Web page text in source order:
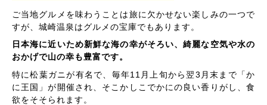
ご当地グルメを味わうことは旅に欠かせない楽しみの一つで
すが、城崎温泉はグルメの宝庫でもあります。
日本海に近いため新鮮な海の幸がそろい、綺麗な空気や水の
おかげで山の幸も豊富です。
特に松葉ガニが有名で、毎年11月上旬から翌3月末まで「か
に王国」が開催され、そこかしこでかにの良い香りがし、食
欲をそそられます。